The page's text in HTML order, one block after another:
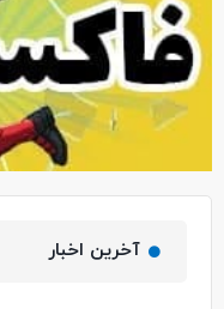
آخرین اخبار